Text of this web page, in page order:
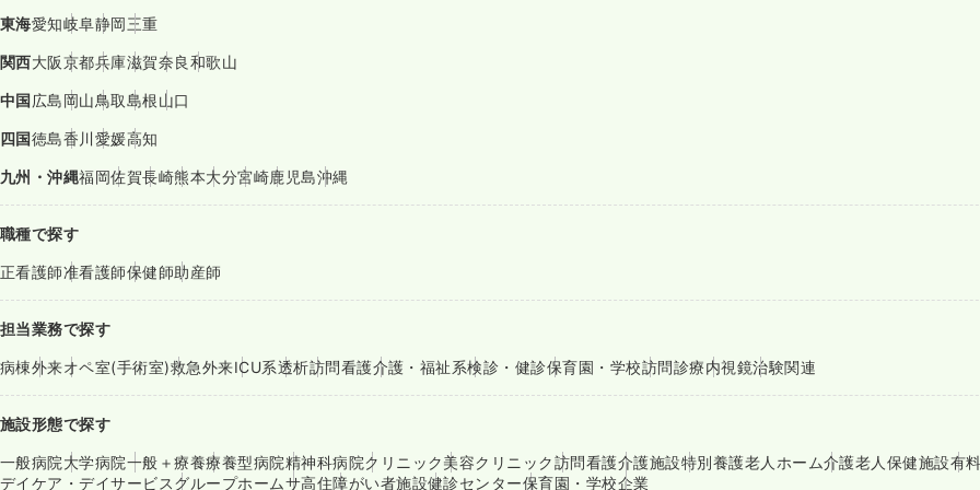
東海愛知岐阜静岡三重
関西大阪京都兵庫滋賀奈良和歌山
中国広島岡山鳥取島根山口
四国徳島香川愛媛高知
九州・沖縄福岡佐賀長崎熊本大分宮崎鹿児島沖縄
職種で探す
正看護師准看護師保健師助産師
担当業務で探す
病棟外来オペ室(手術室)救急外来ICU系透析訪問看護介護・福祉系検診・健診保育園・学校訪問診療内視鏡治験関連
施設形態で探す
一般病院大学病院一般＋療養療養型病院精神科病院クリニック美容クリニック訪問看護介護施設特別養護老人ホーム介護老人保健施設有
デイケア・デイサービスグループホームサ高住障がい者施設健診センター保育園・学校企業